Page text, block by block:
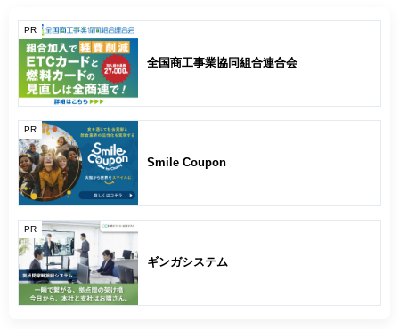
PR
全国商工事業協同組合連合会
PR
Smile Coupon
PR
ギンガシステム